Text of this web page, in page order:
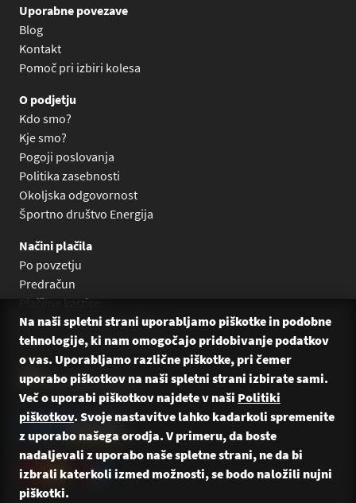
Uporabne povezave
Blog
Kontakt
Pomoč pri izbiri kolesa
O podjetju
Kdo smo?
Kje smo?
Pogoji poslovanja
Politika zasebnosti
Okoljska odgovornost
Športno društvo Energija
Načini plačila
Po povzetju
Predračun
Plačilne kartice
Plačilo na obroke Leanpay
Plačilo na obroke s karticami
Na naši spletni strani uporabljamo piškotke in podobne
tehnologije, ki nam omogočajo pridobivanje podatkov
o vas. Uporabljamo različne piškotke, pri čemer
uporabo piškotkov na naši spletni strani izbirate sami.
Več o uporabi piškotkov najdete v naši Politiki
piškotkov. Svoje nastavitve lahko kadarkoli spremenite
z uporabo našega orodja. V primeru, da boste
nadaljevali z uporabo naše spletne strani, ne da bi
izbrali katerkoli izmed možnosti, se bodo naložili nujni
piškotki.